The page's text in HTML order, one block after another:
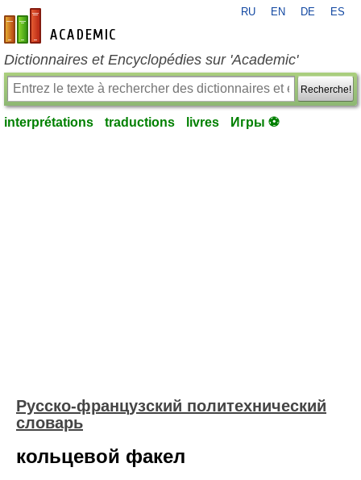
fr-academic.com
RU EN DE ES
Dictionnaires et Encyclopédies sur 'Academic'
Recherche!
interprétations traductions livres Игры ⚽
Русско-французский политехнический
словарь
кольцевой факел